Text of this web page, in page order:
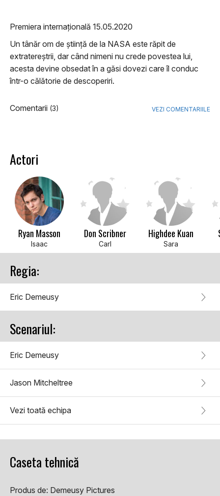
Premiera internațională 15.05.2020
Un tânăr om de știință de la NASA este răpit de
extratereștrii, dar când nimeni nu crede povestea lui,
acesta devine obsedat în a găsi dovezi care îl conduc
într-o călătorie de descoperiri.
Comentarii (3) VEZI COMENTARIILE
Actori
Ryan Masson
Isaac
Don Scribner
Carl
Highdee Kuan
Sara
Regia:
Eric Demeusy
Scenariul:
Eric Demeusy
Jason Mitcheltree
Vezi toată echipa
Caseta tehnică
Produs de: Demeusy Pictures